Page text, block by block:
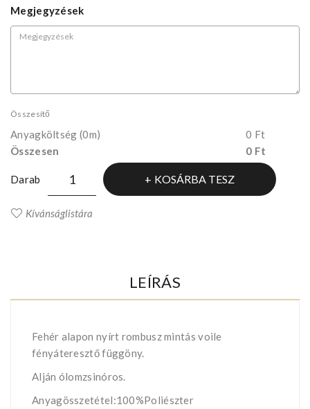
Megjegyzések
Összesítő
Anyagköltség (0m)
0 Ft
Összesen
0 Ft
Darab KOSÁRBA TESZ
Kívánságlistára
LEÍRÁS
Fehér alapon nyírt rombusz mintás voile
fényáteresztő függöny.
Alján ólomzsinóros.
Anyagösszetétel:100%Poliészter